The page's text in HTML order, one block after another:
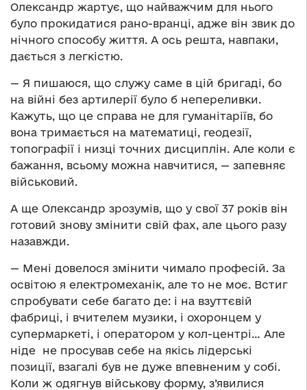
Олександр жартує, що найважчим для нього
було прокидатися рано-вранці, адже він звик до
нічного способу життя. А ось решта, навпаки,
дається з легкістю.
— Я пишаюся, що служу саме в цій бригаді, бо
на війні без артилерії було б непереливки.
Кажуть, що це справа не для гуманітаріїв, бо
вона тримається на математиці, геодезії,
топографії і низці точних дисциплін. Але коли є
бажання, всьому можна навчитися, — запевняє
військовий.
А ще Олександр зрозумів, що у свої 37 років він
готовий знову змінити свій фах, але цього разу
назавжди.
— Мені довелося змінити чимало професій. За
освітою я електромеханік, але то не моє. Встиг
спробувати себе багато де: і на взуттєвій
фабриці, і вчителем музики, і охоронцем у
супермаркеті, і оператором у кол-центрі… Але
ніде не просував себе на якісь лідерські
позиції, взагалі був не дуже впевненим у собі.
Коли ж одягнув військову форму, з’явилися